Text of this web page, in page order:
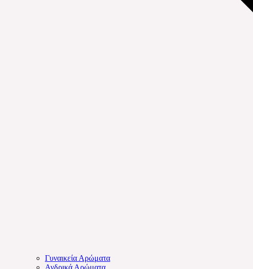
Γυναικεία Αρώματα
Ανδρικά Αρώματα